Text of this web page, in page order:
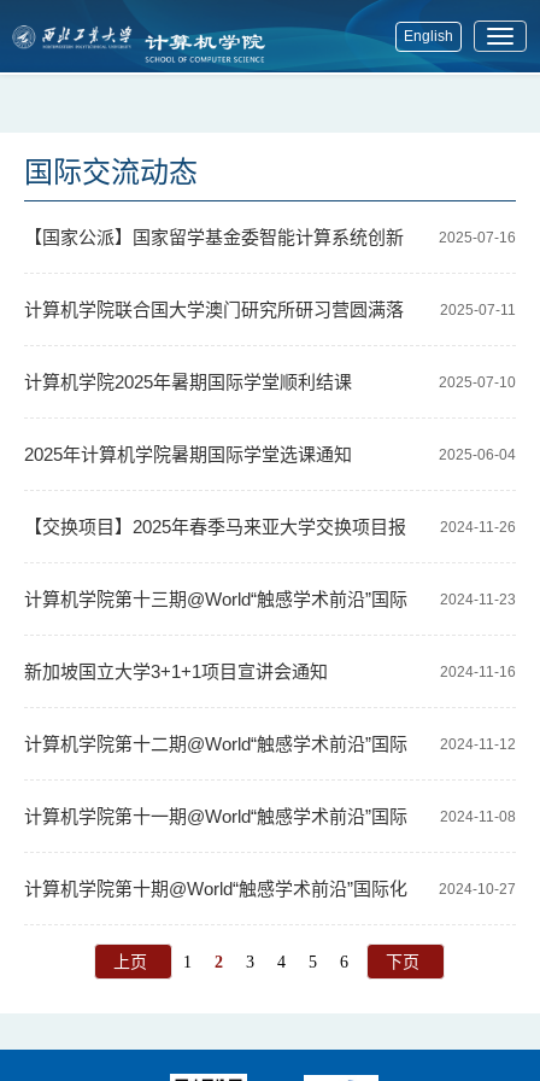
English
展
国际交流动态
2025-07-16
【国家公派】国家留学基金委智能计算系统创新
型人才国际合作培养项目选拔通知 2025-07-11
计算机学院联合国大学澳门研究所研习营圆满落
幕 2025-07-10
计算机学院2025年暑期国际学堂顺利结课
2025-06-04
2025年计算机学院暑期国际学堂选课通知
2024-11-26
【交换项目】2025年春季马来亚大学交换项目报
名通知 2024-11-23
计算机学院第十三期@World“触感学术前沿”国际
化交流活动顺利举办 2024-11-16
新加坡国立大学3+1+1项目宣讲会通知
2024-11-12
计算机学院第十二期@World“触感学术前沿”国际
化交流活动顺利举办 2024-11-08
计算机学院第十一期@World“触感学术前沿”国际
化交流活动顺利举办 2024-10-27
计算机学院第十期@World“触感学术前沿”国际化
交流活动顺利举办
上页 1 2 3 4 5 6 下页